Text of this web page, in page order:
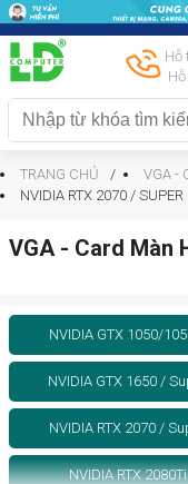
Hỗ
TRANG CHỦ VGA -
NVIDIA RTX 2070 / SUPER
VGA - Card Màn
NVIDIA GTX 1050/
NVIDIA GTX 1650 /
NVIDIA RTX 2070 /
NVIDIA RTX 2080Ti